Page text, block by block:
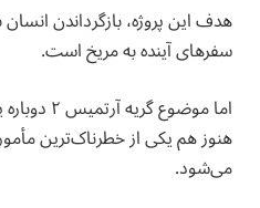
هدف این پروژه، بازگرداندن
سفرهای آینده به مریخ است.
اما
هنوز هم یکی از خطرناک‌ترین
می‌شود.